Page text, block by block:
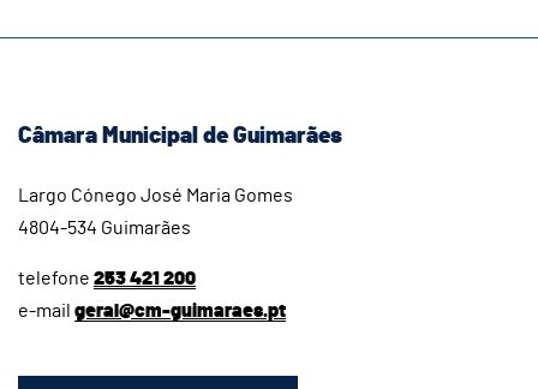
Câmara Municipal de Guimarães
Largo Cónego José Maria Gomes
4804-534 Guimarães
telefone 253 421 200
e-mail geral@cm-guimaraes.pt